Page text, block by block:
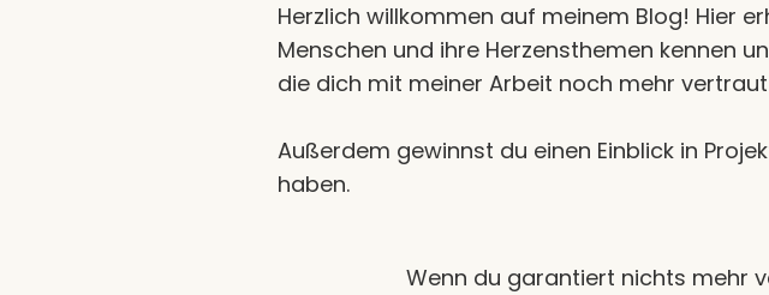
Herzlich willkommen auf meinem Blog! Hier
Menschen und ihre Herzensthemen kennen
die dich mit meiner Arbeit noch mehr
Außerdem gewinnst du einen Einblick in
haben.
Wenn du garantiert nichts mehr